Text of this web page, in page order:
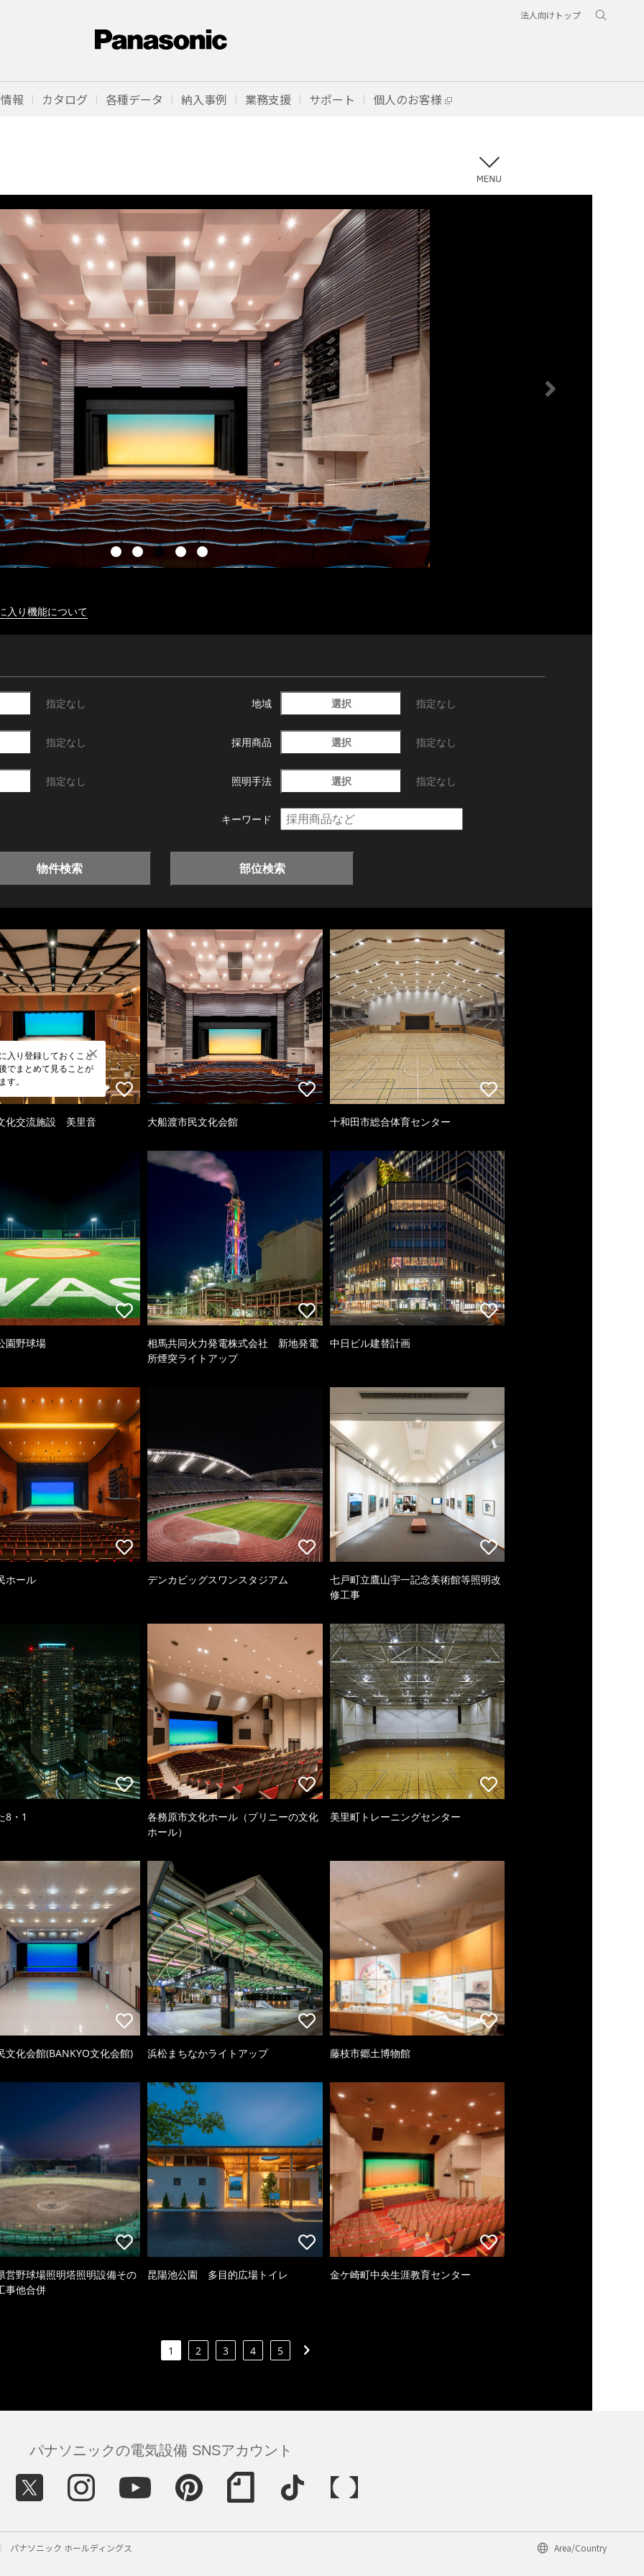
法人向けトップ
報 カタログ 各種データ 納入事例 業務支援 サポート 個人のお客様
入り機能について
指定なし 地域 選択 指定なし
指定なし 採用商品 選択 指定なし
指定なし 照明手法 選択 指定なし
キーワード
物件検索 部位検索
入り登録しておくこと
でまとめて見ることが
す。
化交流施設 美里音 大船渡市民文化会館 十和田市総合体育センター
園野球場
相馬共同火力発電株式会社 新地発電
所煙突ライトアップ
中日ビル建替計画
ホール デンカビッグスワンスタジアム
七戸町立鷹山宇一記念美術館等照明改
修工事
8・1
各務原市文化ホール（プリニーの文化
ホール）
美里町トレーニングセンター
文化会館(BANKYO文化会館) 浜松まちなかライトアップ 藤枝市郷土博物館
営野球場照明塔照明設備その
事他合併
昆陽池公園 多目的広場トイレ 金ケ崎町中央生涯教育センター
1 2 3 4 5
パナソニックの電気設備 SNSアカウント
パナソニック ホールディングス Area/Country